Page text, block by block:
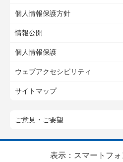
個人情報保護方針
情報公開
個人情報保護
ウェブアクセシビリティ
サイトマップ
ご意見・ご要望
表示： スマートフォ